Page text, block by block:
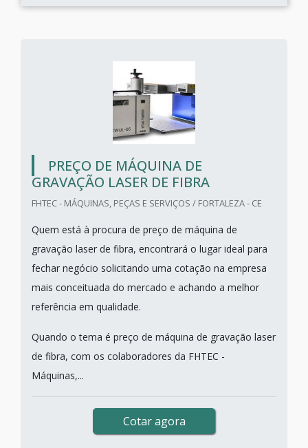
PREÇO DE MÁQUINA DE
GRAVAÇÃO LASER DE FIBRA
FHTEC - MÁQUINAS, PEÇAS E SERVIÇOS / FORTALEZA - CE
Quem está à procura de preço de máquina de
gravação laser de fibra, encontrará o lugar ideal para
fechar negócio solicitando uma cotação na empresa
mais conceituada do mercado e achando a melhor
referência em qualidade.
Quando o tema é preço de máquina de gravação laser
de fibra, com os colaboradores da FHTEC -
Máquinas,...
Cotar agora